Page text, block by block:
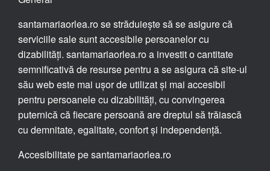
santamariaorlea.ro se străduiește să se asigure că
serviciile sale sunt accesibile persoanelor cu
dizabilități. santamariaorlea.ro a investit o cantitate
semnificativă de resurse pentru a se asigura că site-ul
său web este mai ușor de utilizat și mai accesibil
pentru persoanele cu dizabilități, cu convingerea
puternică că fiecare persoană are dreptul să trăiască
cu demnitate, egalitate, confort și independență.
Accesibilitate pe santamariaorlea.ro